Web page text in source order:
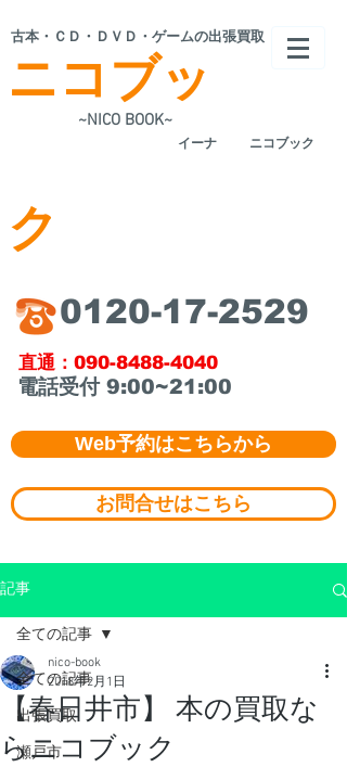
~NICO BOOK~
ニコブッ
ク
​古本・ＣＤ・ＤＶＤ・ゲームの出張買取
​イーナ
​0120-17-2529
ニコブック
​直通：090-8488-4040
​電話受付 9:00~21:00
Web予約はこちらから
お問合せはこちら
記事
全ての記事
出張買取
瀬戸市
全ての記事
【春日井市】 本の買取な
らニコブック
nico-book
2018年2月1日